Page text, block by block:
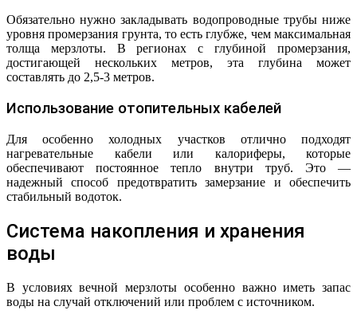
Обязательно нужно закладывать водопроводные трубы ниже
уровня промерзания грунта, то есть глубже, чем максимальная
толща мерзлоты. В регионах с глубиной промерзания,
достигающей нескольких метров, эта глубина может
составлять до 2,5-3 метров.
Использование отопительных кабелей
Для особенно холодных участков отлично подходят
нагревательные кабели или калориферы, которые
обеспечивают постоянное тепло внутри труб. Это —
надежный способ предотвратить замерзание и обеспечить
стабильный водоток.
Система накопления и хранения
воды
В условиях вечной мерзлоты особенно важно иметь запас
воды на случай отключений или проблем с источником.